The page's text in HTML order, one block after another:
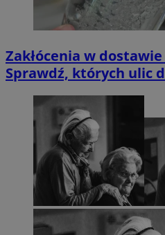
Zakłócenia w
Sprawdź, których ulic